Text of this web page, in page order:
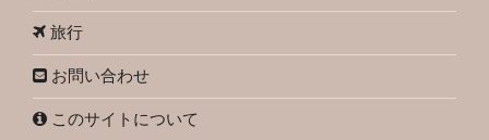
旅行
お問い合わせ
このサイトについて